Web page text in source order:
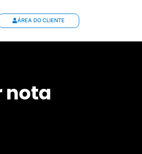
ÁREA DO CLIENTE
nota